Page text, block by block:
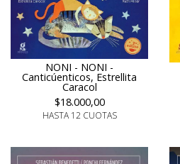
NONI - NONI -
Canticúenticos, Estrellita
Caracol
$18.000,00
HASTA 12 CUOTAS